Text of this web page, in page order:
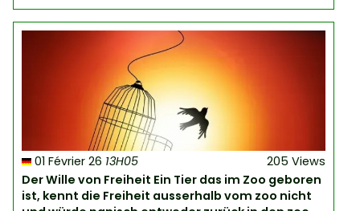
205 Views
01 Février 26 13H05
Der Wille von Freiheit Ein Tier das im Zoo geboren
ist, kennt die Freiheit ausserhalb vom zoo nicht